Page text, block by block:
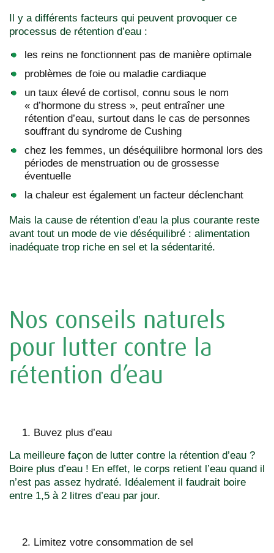
Il y a différents facteurs qui peuvent provoquer ce
processus de rétention d’eau :
les reins ne fonctionnent pas de manière optimale
problèmes de foie ou maladie cardiaque
un taux élevé de cortisol, connu sous le nom
« d’hormone du stress », peut entraîner une
rétention d’eau, surtout dans le cas de personnes
souffrant du syndrome de Cushing
chez les femmes, un déséquilibre hormonal lors des
périodes de menstruation ou de grossesse
éventuelle
la chaleur est également un facteur déclenchant
Mais la cause de rétention d’eau la plus courante reste
avant tout un mode de vie déséquilibré : alimentation
inadéquate trop riche en sel et la sédentarité.
Nos conseils naturels
pour lutter contre la
rétention d’eau
Buvez plus d’eau
La meilleure façon de lutter contre la rétention d’eau ?
Boire plus d’eau ! En effet, le corps retient l’eau quand il
n’est pas assez hydraté. Idéalement il faudrait boire
entre 1,5 à 2 litres d’eau par jour.
Limitez votre consommation de sel